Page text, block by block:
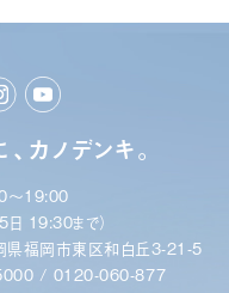
カノデンキ。
〜19:00
日 19:30まで）
福岡市東区和白丘3-21-5
/ 0120-060-877